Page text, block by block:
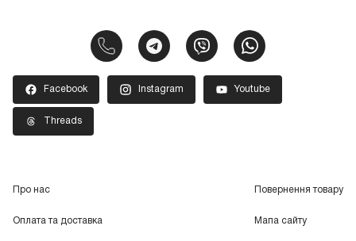
Facebook Instagram Youtube
Threads
Про нас
Оплата та доставка
Повернення товару
Мапа сайту